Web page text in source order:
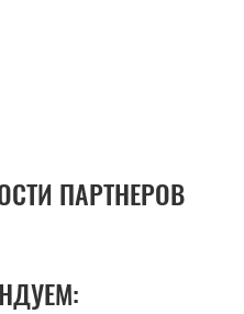
ПАРТНЕРОВ